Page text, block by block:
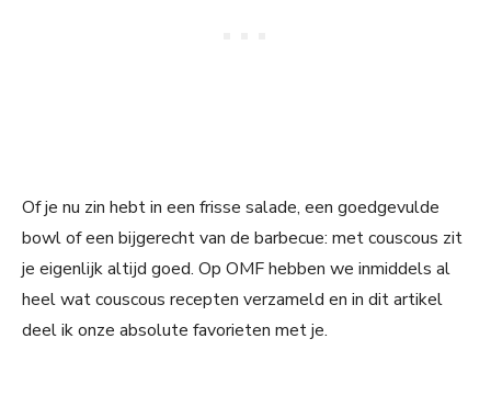
Of je nu zin hebt in een frisse salade, een goedgevulde
bowl of een bijgerecht van de barbecue: met couscous zit
je eigenlijk altijd goed. Op OMF hebben we inmiddels al
heel wat couscous recepten verzameld en in dit artikel
deel ik onze absolute favorieten met je.